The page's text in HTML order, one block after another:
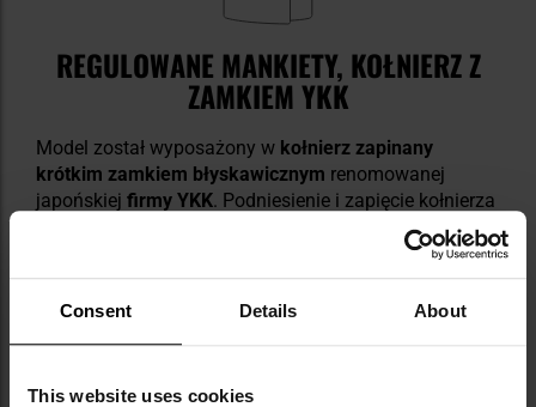
Consent Details About
This website uses cookies
REGULOWANE MANKIETY, KOŁNIERZ Z
ZAMKIEM YKK
Model został wyposażony w kołnierz zapinany
krótkim zamkiem błyskawicznym renomowanej
japońskiej firmy YKK. Podniesienie i zapięcie kołnierza
pozwala uszczelnić dekolt oraz zabezpieczyć szyję
przed wiatrem i otarciami. Elastyczne mankiety
zastąpionopatką zapinaną na rzep, co pozwala na
regulację rozmiaru mankietu i precyzyjne dopasowanie